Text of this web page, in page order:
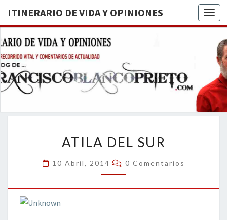
ITINERARIO DE VIDA Y OPINIONES
DE
BREVE
RECORRIDO
VITAL Y
ACTUALIDAD
DEL
SUR
ATILA DEL SUR
10 Abril, 2014 Comentarios
0 Comentarios